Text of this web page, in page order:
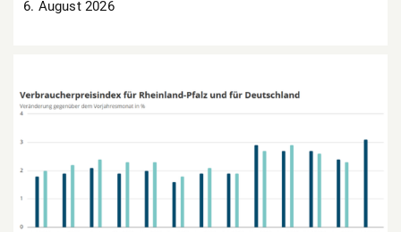
6. August 2026
Inflation in Rheinland-Pfalz zieht im Juli deutlich